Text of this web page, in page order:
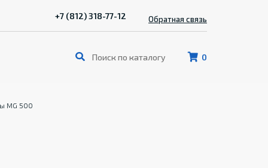
0
+7 (812) 318-77-12 Обратная связь
MG 500